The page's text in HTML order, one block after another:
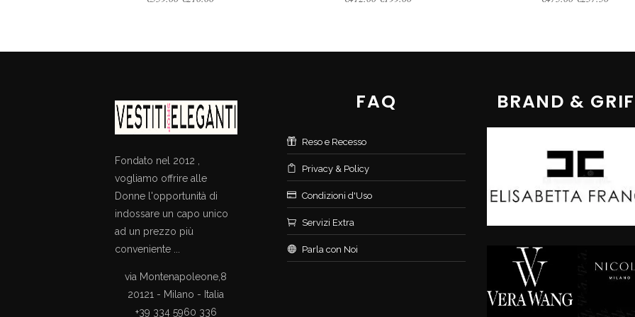
Fondato nel 2012 ,
vogliamo offrire alle
Donne l'opportunità di
indossare un capo unico
ad un prezzo più
conveniente ...
via Montenapoleone,8
20121 - Milano - Italia
+39 334 5960 336
FAQ
Reso e Recesso
Privacy & Policy
Condizioni d'Uso
Servizi Extra
Parla con Noi
BRAND &